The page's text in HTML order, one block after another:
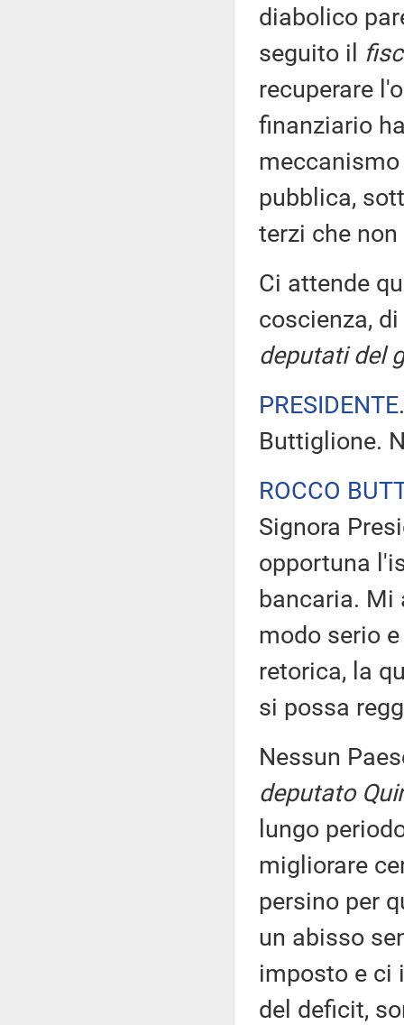
diabolico
seguito il
recuperare
finanziario
pubblica,
terzi che
Ci attende
coscienza,
deputati del
PRESIDENTE
Buttiglione.
ROCCO
Signora
opportuna
bancaria. Mi
modo serio
retorica, la
si possa
Nessun
deputato
lungo
migliorare
persino per
un abisso
imposto e ci
del deficit,